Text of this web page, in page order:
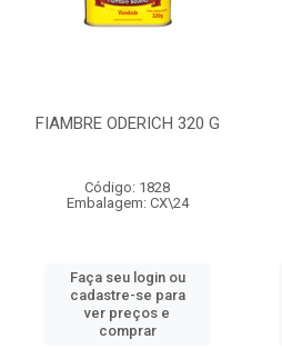
FIAMBRE ODERICH 320 G
Código: 1828
Embalagem: CX\24
Faça seu login ou
cadastre-se para
ver preços e
comprar